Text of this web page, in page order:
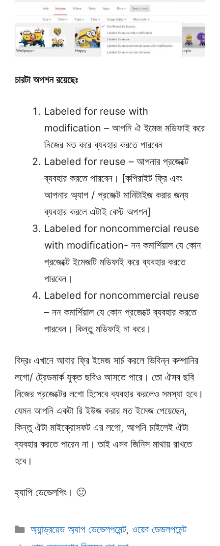
চারটা অপশন রয়েছেঃ
Labeled for reuse with
modification – আপনি ঐ ইমেজ মডিফাই করে
নিজের মত করে ব্যবহার করতে পারবেন
Labeled for reuse – আপনার প্রজেক্টে
ব্যবহার করতে পারবেন। [কপিরাইট ফ্রি এবং
আপনার অ্যাপ / প্রজেক্ট মানিটাইজ করার জন্য
ব্যবহার করলে এটাই বেস্ট অপশন]
Labeled for noncommercial reuse
with modification- নন কমার্শিয়াল যে কোন
প্রজেক্টে ইমেজটি মডিফাই করে ব্যবহার করতে
পারবেন।
Labeled for noncommercial reuse
– নন কমার্শিয়াল যে কোন প্রজেক্টে ব্যবহার করতে
পারবেন। কিন্তু মডিফাই না করে।
বিদ্রঃ এখানে আবার ফ্রি ইমেজ সার্চ করলে ভিবিন্ন কম্পানির
লগো/ ট্রেডমার্ক যুক্ত ছবিও আসতে পারে। তো ঐসব ছবি
নিজের প্রজেক্টের লগো হিসেবে ব্যবহার করলেও সমস্যা হবে।
যেমন আপনি একটা রি ইউজ করার মত ইমেজ পেয়েছেন,
কিন্তু ঐটা মাইক্রোসফট এর লগো, আপনি চাইলেই ঐটা
ব্যবহার করতে পারেন না। তাই এসব জিনিস মাথায় রাখতে
হবে।
হ্যাপি ডেভেলপিং। 🙂
Categories
অ্যান্ড্রয়েড অ্যাপ ডেভেলপমেন্ট, ওয়েব ডেভলপমেন্ট